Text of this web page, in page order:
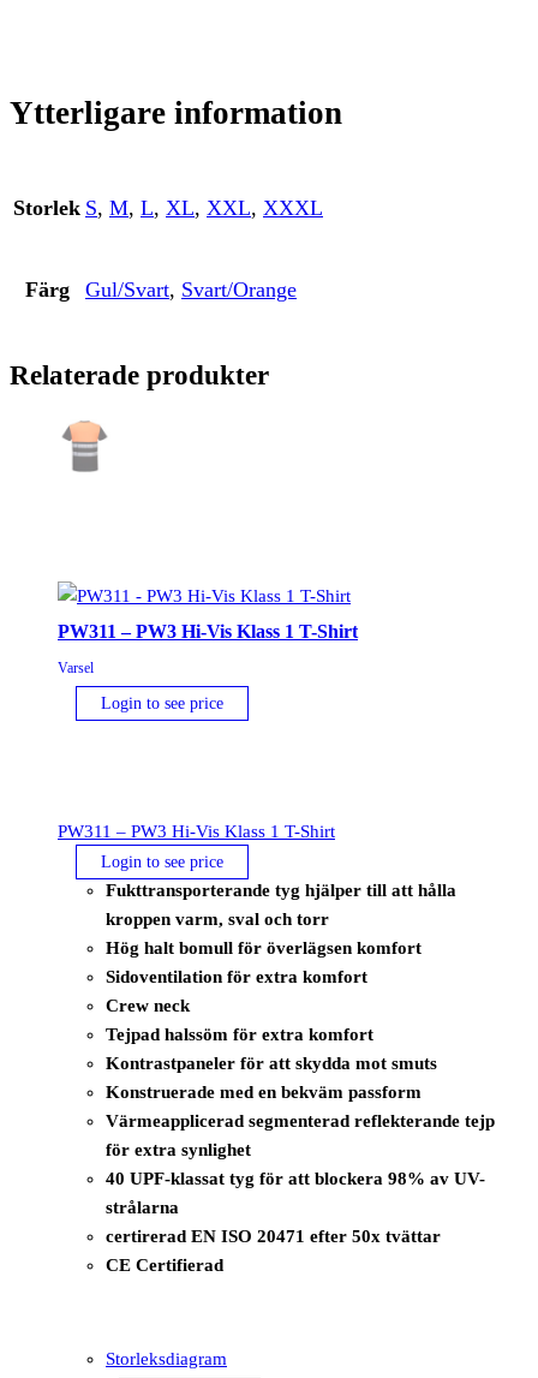
Ytterligare information
Storlek S, M, L, XL, XXL, XXXL
Färg Gul/Svart, Svart/Orange
Relaterade produkter
PW311 – PW3 Hi-Vis Klass 1 T-Shirt
Varsel
Login to see price
PW311 – PW3 Hi-Vis Klass 1 T-Shirt
Login to see price
Fukttransporterande tyg hjälper till att hålla
kroppen varm, sval och torr
Hög halt bomull för överlägsen komfort
Sidoventilation för extra komfort
Crew neck
Tejpad halssöm för extra komfort
Kontrastpaneler för att skydda mot smuts
Konstruerade med en bekväm passform
Värmeapplicerad segmenterad reflekterande tejp
för extra synlighet
40 UPF-klassat tyg för att blockera 98% av UV-
strålarna
certirerad EN ISO 20471 efter 50x tvättar
CE Certifierad
Storleksdiagram